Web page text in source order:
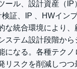
ール、設計資産（
証、IP 、HWイン
な統合環境により
ステム設計段階か
になる。各種テク
リスクを削減しつ